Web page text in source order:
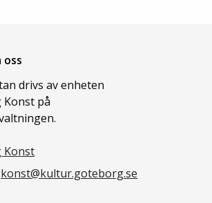
drivs av enheten
på
Konst